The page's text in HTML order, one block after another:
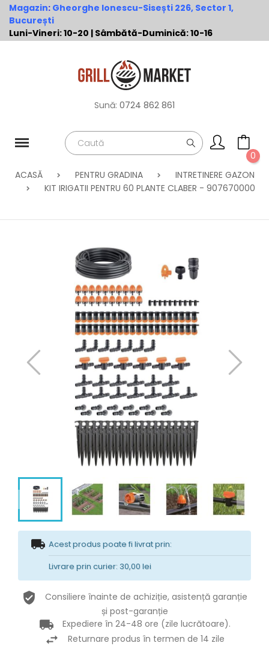
Magazin: Gheorghe Ionescu-Sisești 226, Sector 1,
București
Luni-Vineri: 10-20 | Sâmbătă-Duminică: 10-16
Sună: 0724 862 861
0
ACASĂ
PENTRU GRADINA
INTRETINERE GAZON
KIT IRIGATII PENTRU 60 PLANTE CLABER - 907670000
Acest produs poate fi livrat prin:
Livrare prin curier: 30,00 lei
Consiliere înainte de achiziție, asistență garanție
și post-garanție
Expediere în 24-48 ore (zile lucrătoare).
Returnare produs în termen de 14 zile